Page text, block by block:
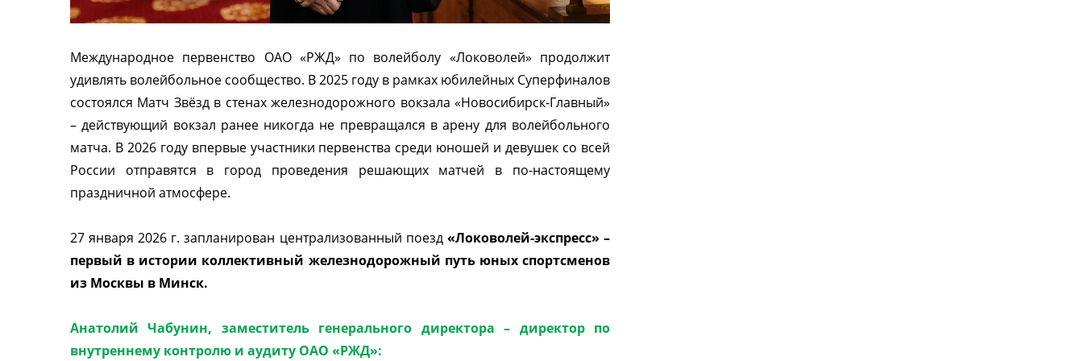
Международное первенство ОАО «РЖД» по волейболу «Локоволей» продолжит
удивлять волейбольное сообщество. В 2025 году в рамках юбилейных Суперфиналов
состоялся Матч Звёзд в стенах железнодорожного вокзала «Новосибирск-Главный»
– действующий вокзал ранее никогда не превращался в арену для волейбольного
матча. В 2026 году впервые участники первенства среди юношей и девушек со всей
России отправятся в город проведения решающих матчей в по-настоящему
праздничной атмосфере.
27 января 2026 г. запланирован централизованный поезд «Локоволей-экспресс» –
первый в истории коллективный железнодорожный путь юных спортсменов
из Москвы в Минск.
Анатолий Чабунин, заместитель генерального директора – директор по
внутреннему контролю и аудиту ОАО «РЖД»: